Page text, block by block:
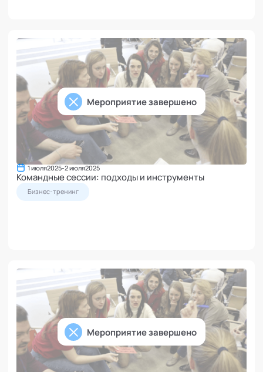
Мероприятие завершено
1 июля2025-2 июля2025
Командные сессии: подходы и инструменты
Бизнес-тренинг
Мероприятие завершено